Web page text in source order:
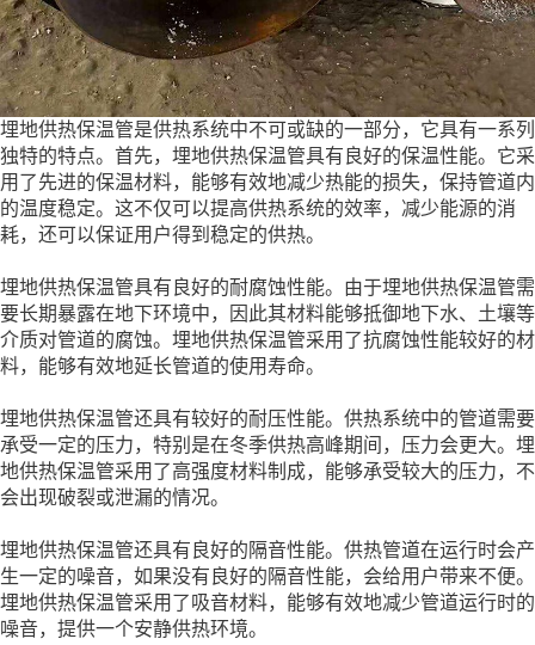
埋地供热保温管是供热系统中不可或缺的一部分，它具有一系列
独特的特点。首先，埋地供热保温管具有良好的保温性能。它采
用了先进的保温材料，能够有效地减少热能的损失，保持管道内
的温度稳定。这不仅可以提高供热系统的效率，减少能源的消
耗，还可以保证用户得到稳定的供热。
埋地供热保温管具有良好的耐腐蚀性能。由于埋地供热保温管需
要长期暴露在地下环境中，因此其材料能够抵御地下水、土壤等
介质对管道的腐蚀。埋地供热保温管采用了抗腐蚀性能较好的材
料，能够有效地延长管道的使用寿命。
埋地供热保温管还具有较好的耐压性能。供热系统中的管道需要
承受一定的压力，特别是在冬季供热高峰期间，压力会更大。埋
地供热保温管采用了高强度材料制成，能够承受较大的压力，不
会出现破裂或泄漏的情况。
埋地供热保温管还具有良好的隔音性能。供热管道在运行时会产
生一定的噪音，如果没有良好的隔音性能，会给用户带来不便。
埋地供热保温管采用了吸音材料，能够有效地减少管道运行时的
噪音，提供一个安静供热环境。